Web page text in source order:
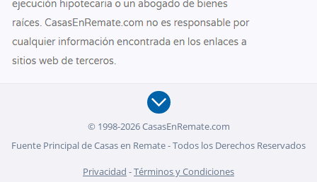
© 1998-2026 CasasEnRemate.com
Fuente Principal de Casas en Remate - Todos los Derechos Reservados
Privacidad -Términos y Condiciones